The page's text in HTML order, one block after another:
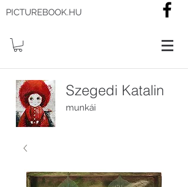
PICTUREBOOK.HU
Szegedi Katalin
munkái